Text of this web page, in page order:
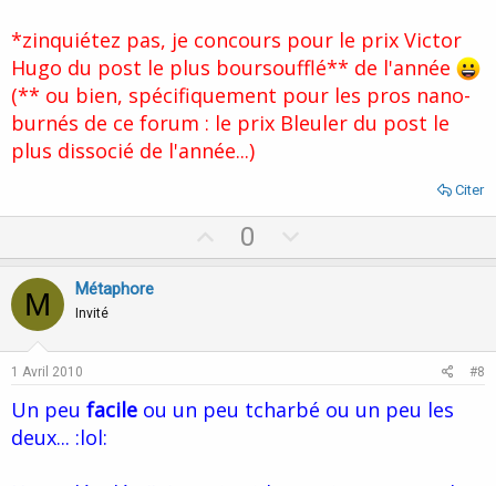
*zinquiétez pas, je concours pour le prix Victor
Hugo du post le plus boursoufflé** de l'année
(** ou bien, spécifiquement pour les pros nano-
burnés de ce forum : le prix Bleuler du post le
plus dissocié de l'année...)
Citer
p
0
o
t
e
M Métaphore
Invité
1 Avril 2010 #8
Un peu facile ou un peu tcharbé ou un peu les
deux... :lol: